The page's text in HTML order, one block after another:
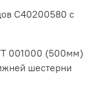
C40200580 с
001000 (500мм)
шестерни